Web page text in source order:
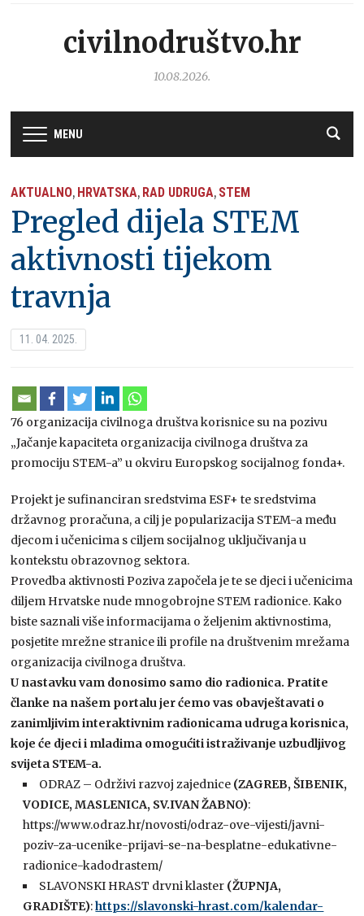
civilnodruštvo.hr
10.08.2026.
MENU
AKTUALNO, HRVATSKA, RAD UDRUGA, STEM
Pregled dijela STEM
aktivnosti tijekom
travnja
11. 04. 2025.
76 organizacija civilnoga društva korisnice su na pozivu
„Jačanje kapaciteta organizacija civilnoga društva za
promociju STEM-a” u okviru Europskog socijalnog fonda+.
Projekt je sufinanciran sredstvima ESF+ te sredstvima
državnog proračuna, a cilj je popularizacija STEM-a među
djecom i učenicima s ciljem socijalnog uključivanja u
kontekstu obrazovnog sektora.
Provedba aktivnosti Poziva započela je te se djeci i učenicima
diljem Hrvatske nude mnogobrojne STEM radionice. Kako
biste saznali više informacijama o željenim aktivnostima,
posjetite mrežne stranice ili profile na društvenim mrežama
organizacija civilnoga društva.
U nastavku vam donosimo samo dio radionica. Pratite
članke na našem portalu jer ćemo vas obavještavati o
zanimljivim interaktivnim radionicama udruga korisnica,
koje će djeci i mladima omogućiti istraživanje uzbudljivog
svijeta STEM-a.
ODRAZ – Održivi razvoj zajednice (ZAGREB, ŠIBENIK,
VODICE, MASLENICA, SV.IVAN ŽABNO):
https://www.odraz.hr/novosti/odraz-ove-vijesti/javni-
poziv-za-ucenike-prijavi-se-na-besplatne-edukativne-
radionice-kadodrastem/
SLAVONSKI HRAST drvni klaster (ŽUPNJA,
GRADIŠTE):https://slavonski-hrast.com/kalendar-